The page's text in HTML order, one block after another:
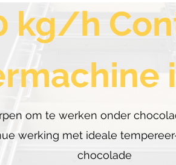
kg/h
om te werken onder
werking met ideale
chocolade